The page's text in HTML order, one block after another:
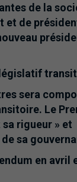
de la
de
sera
Le
rigueur »
sa
en avril